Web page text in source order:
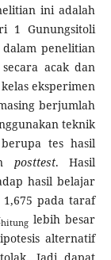
ini adalah
1 Gunungsitoli
penelitian
acak dan
eksperimen
berjumlah
teknik
tes hasil
posttest. Hasil
hasil belajar
pada taraf
hitunglebih besar
alternatif